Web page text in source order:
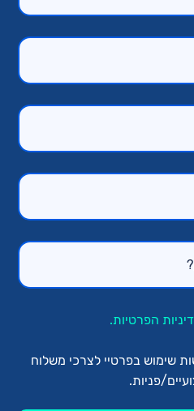
הפרטיות.
שימוש בפרטיי לצרכי משלוח
פניות.